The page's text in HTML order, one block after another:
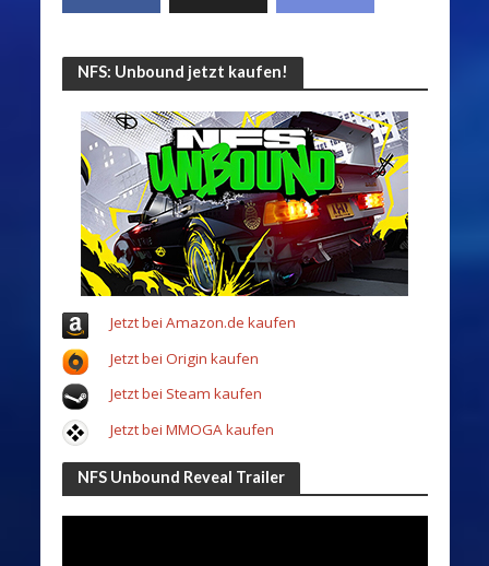
NFS: Unbound jetzt kaufen!
Jetzt bei Amazon.de kaufen
Jetzt bei Origin kaufen
Jetzt bei Steam kaufen
Jetzt bei MMOGA kaufen
NFS Unbound Reveal Trailer